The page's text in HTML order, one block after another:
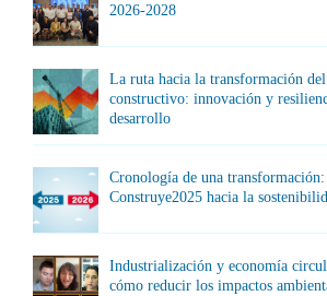
2026-2028
La ruta hacia la transformación del
constructivo: innovación y
desarrollo
Cronología de una
Construye2025 hacia la
Industrialización y economía
cómo reducir los impactos